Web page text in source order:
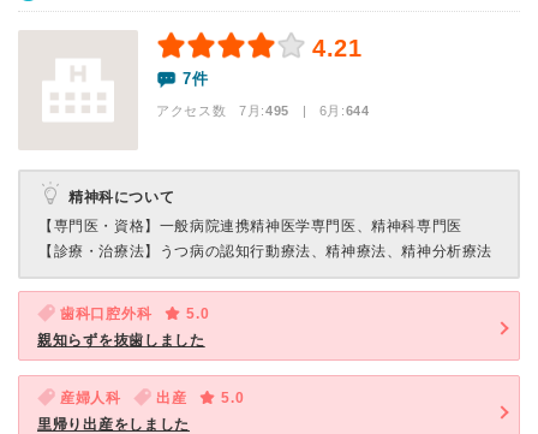
4.21
7件
アクセス数 7月:495 | 6月:644
精神科について
【専門医・資格】 一般病院連携精神医学専門医、精神科専門医
【診療・治療法】
うつ病の認知行動療法、精神療法、精神分析療法
歯科口腔外科
5.0
親知らずを抜歯しました
産婦人科 出産
5.0
里帰り出産をしました